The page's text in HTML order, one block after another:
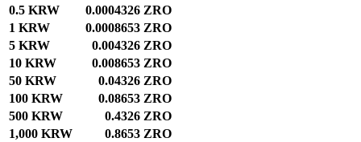
0.5 KRW
0.0004326 ZRO
1 KRW
0.0008653 ZRO
5 KRW
0.004326 ZRO
10 KRW
0.008653 ZRO
50 KRW
0.04326 ZRO
100 KRW
0.08653 ZRO
500 KRW
0.4326 ZRO
1,000 KRW
0.8653 ZRO